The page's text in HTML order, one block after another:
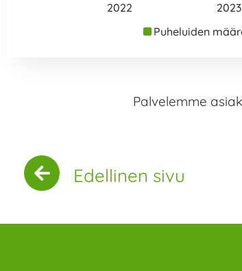
Puheluiden
2022
2023
Palvelemme
Edellinen sivu